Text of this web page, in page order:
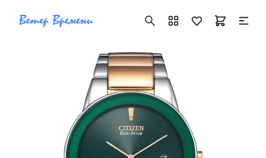
+7 ( 705 ) 181-42-50
info@vetervremeni.kz